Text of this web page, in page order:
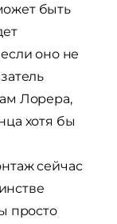
быть
оно не
Лорера,
хотя бы
сейчас
просто